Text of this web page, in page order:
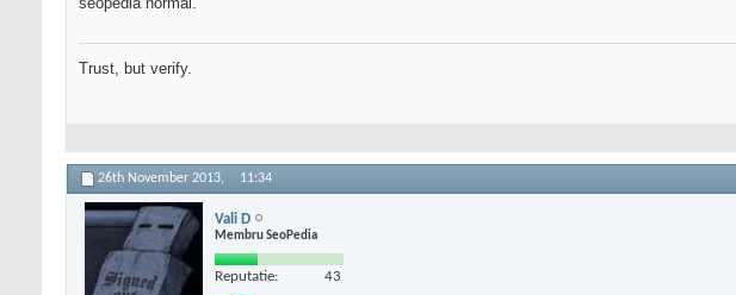
Trust, but verify.
26th November 2013, 11:34
Vali D
Membru SeoPedia
Reputatie: 43